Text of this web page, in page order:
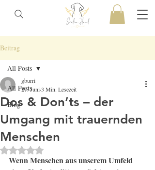
Beitrag
All Posts
Blog
All Posts
Dos & Don’ts – der
Umgang mit trauernden
Menschen
gburri
27. Juni3 Min. Lesezeit
Mit NaN von 5 Sternen bewertet.
Wenn Menschen aus unserem Umfeld